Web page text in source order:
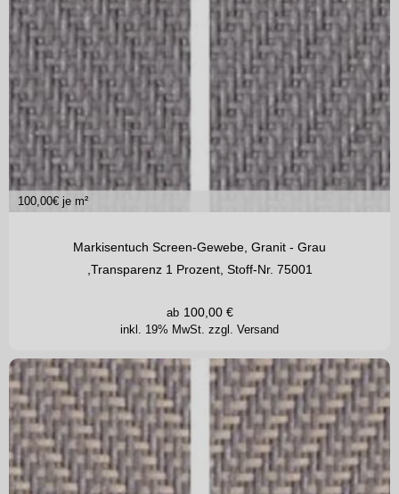
100,00€ je m²
Markisentuch Screen-Gewebe, Granit - Grau
,Transparenz 1 Prozent, Stoff-Nr. 75001
inkl. 19% MwSt. zzgl. Versand
ab 100,00€